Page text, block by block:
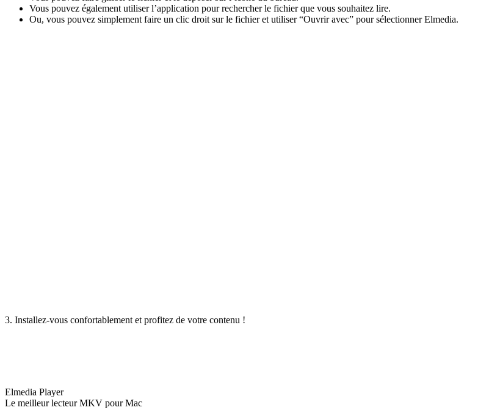
Vous pouvez également utiliser l’application pour rechercher le fichier que vous souhaitez lire.
Ou, vous pouvez simplement faire un clic droit sur le fichier et utiliser “Ouvrir avec” pour sélectionner Elmedia.
3. Installez-vous confortablement et profitez de votre contenu !
Elmedia Player
Le meilleur lecteur MKV pour Mac